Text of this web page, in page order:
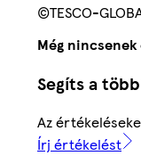
©TESCO-
Még
Segíts a
Az
Írj értékelést